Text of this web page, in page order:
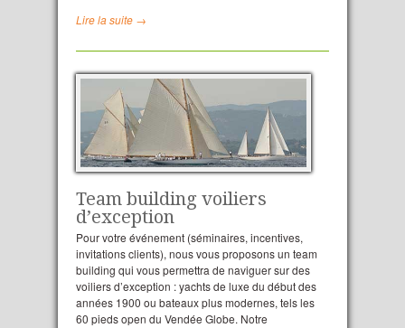
Lire la suite →
Team building voiliers
d’exception
Pour votre événement (séminaires, incentives,
invitations clients), nous vous proposons un team
building qui vous permettra de naviguer sur des
voiliers d’exception : yachts de luxe du début des
années 1900 ou bateaux plus modernes, tels les
60 pieds open du Vendée Globe. Notre